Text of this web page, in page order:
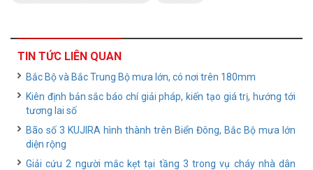
TIN TỨC LIÊN QUAN
Bắc Bộ và Bắc Trung Bộ mưa lớn, có nơi trên 180mm
Kiên định bản sắc báo chí giải pháp, kiến tạo giá trị, hướng tới
tương lai số
Bão số 3 KUJIRA hình thành trên Biển Đông, Bắc Bộ mưa lớn
diện rộng
Giải cứu 2 người mắc kẹt tại tầng 3 trong vụ cháy nhà dân